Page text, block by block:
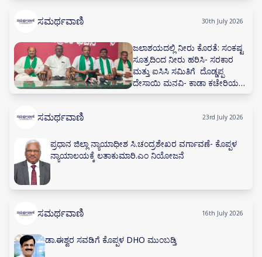
ಸಮರ್ಥವಾಣಿ 30th July 2026
ಜಲಾಶಯದಲ್ಲಿ ನೀರು ಕೊರತೆ: ಸಂಕಷ್ಟ
ಸೂತ್ರದಿಂದ ನೀರು ಹರಿಸಿ- ಸರಕಾರ
ಮತ್ತು ಐಸಿಸಿ ಸಮಿತಿಗೆ ದೊಡ್ಡಪ್ಪ
ದೇಸಾಯಿ ಮನವಿ- ಕಾಡಾ ಕಚೇರಿಯಲ್ಲಿ
ನೀರಾವರಿ ಸಲಹಾ ಸಮಿತಿ ಸಭೆ ನಡೆಸಲು
ಸಮರ್ಥವಾಣಿ 23rd July 2026
ಪ್ರಧಾನ ಜಿಲ್ಲಾ ನ್ಯಾಯಾಧೀಶ ಸಿ.ಚಂದ್ರಶೇಖರ ವರ್ಗಾವಣೆ- ಕೊಪ್ಪಳ
ನ್ಯಾಯಾಲಯಕ್ಕೆ ಲತಾಕುಮಾರಿ.ಎಂ ನಿಯೋಜನೆ
ಸಮರ್ಥವಾಣಿ 16th July 2026
ಡಾ.ಈಶ್ವರ ಸವಡಿಗೆ ಕೊಪ್ಪಳ DHO ಮುಂಬಡ್ತಿ